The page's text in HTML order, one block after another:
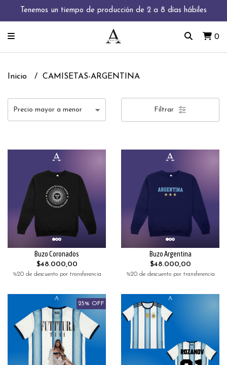
Tenemos un tiempo de producción de 2 a 8 días hábiles
0
Inicio CAMISETAS-ARGENTINA
Filtrar
Buzo Coronados
$48.000,00
%20 de descuento por transferencia
Buzo Argentina
$48.000,00
%20 de descuento por transferencia
25% OFF